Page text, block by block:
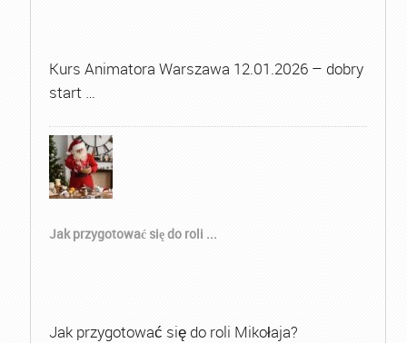
Kurs Animatora Warszawa 12.01.2026 – dobry
start …
Jak przygotować się do roli ...
Jak przygotować się do roli Mikołaja?